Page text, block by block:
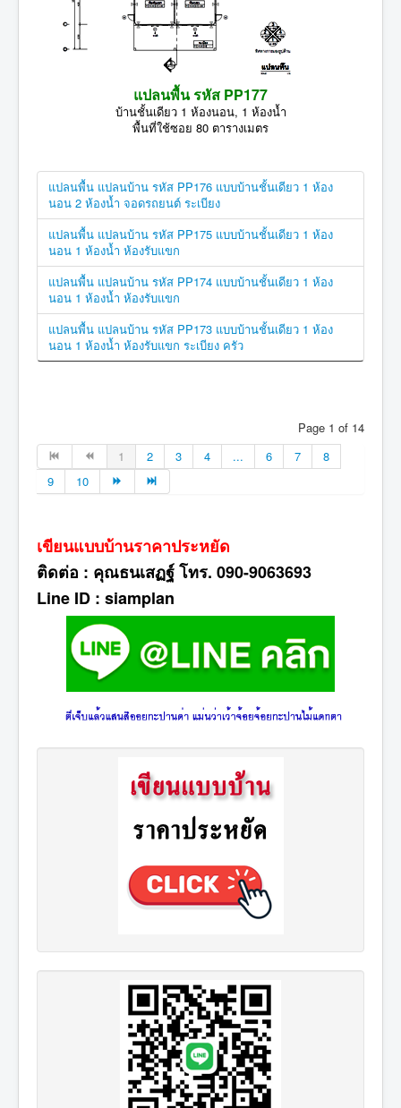
แปลนพื้น รหัส PP177
บ้านชั้นเดียว 1 ห้องนอน, 1 ห้องน้ำ
พื้นที่ใช้ซอย 80 ตารางเมตร
แปลนพื้น แปลนบ้าน รหัส PP176 แบบบ้านชั้นเดียว 1 ห้อง
นอน 2 ห้องน้ำ จอดรถยนต์ ระเบียง
แปลนพื้น แปลนบ้าน รหัส PP175 แบบบ้านชั้นเดียว 1 ห้อง
นอน 1 ห้องน้ำ ห้องรับแขก
แปลนพื้น แปลนบ้าน รหัส PP174 แบบบ้านชั้นเดียว 1 ห้อง
นอน 1 ห้องน้ำ ห้องรับแขก
แปลนพื้น แปลนบ้าน รหัส PP173 แบบบ้านชั้นเดียว 1 ห้อง
นอน 1 ห้องน้ำ ห้องรับแขก ระเบียง ครัว
Page 1 of 14
1
2 3 4 ... 6 7
8
9
10
เขียนแบบบ้านราคาประหยัด
ติดต่อ : คุณธนเสฏฐ์ โทร. 090-9063693
Line ID : siamplan